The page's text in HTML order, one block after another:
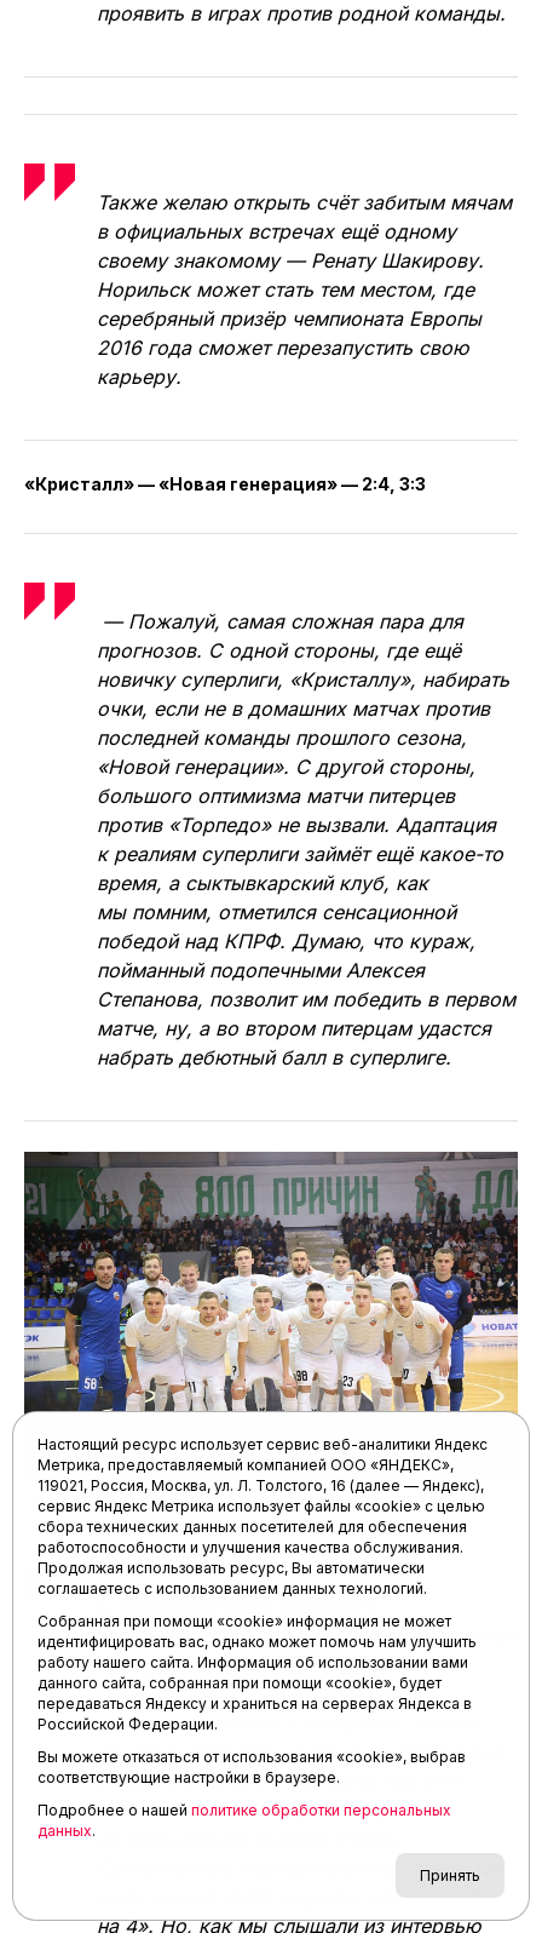
Ренат Шакиров
вратаря. Перед тренерским штабом
заполярников сейчас всякий раз стоит
очень непростой выбор: кому же доверить
место на последнем рубеже обороны.
Рискну предположить, что в первом матче
против «Синары» место в воротах займёт
воспитанник екатеринбургской школы
проявить в играх против родной команды.
Также желаю открыть счёт забитым мячам
в официальных встречах ещё одному
своему знакомому — Ренату Шакирову.
Норильск может стать тем местом, где
серебряный призёр чемпионата Европы
2016 года сможет перезапустить свою
карьеру.
«Кристалл» — «Новая генерация» — 2:4, 3:3
прогнозов. С одной стороны, где ещё
новичку суперлиги, «Кристаллу», набирать
очки, если не в домашних матчах против
последней команды прошлого сезона,
«Новой генерации». С другой стороны,
большого оптимизма матчи питерцев
против «Торпедо» не вызвали. Адаптация
к реалиям суперлиги займёт ещё какое-то
время, а сыктывкарский клуб, как
мы помним, отметился сенсационной
победой над КПРФ. Думаю, что кураж,
пойманный подопечными Алексея
Степанова, позволит им победить в первом
матче, ну, а во втором питерцам удастся
набрать дебютный балл в суперлиге.
Настоящий ресурс использует сервис веб-аналитики Яндекс
Метрика, предоставляемый компанией ООО «ЯНДЕКС»,
119021, Россия, Москва, ул. Л. Толстого, 16 (далее — Яндекс),
сервис Яндекс Метрика использует файлы «cookie» с целью
сбора технических данных посетителей для обеспечения
работоспособности и улучшения качества обслуживания.
Продолжая использовать ресурс, Вы автоматически
соглашаетесь с использованием данных технологий.
Собранная при помощи «cookie» информация не может
идентифицировать вас, однако может помочь нам улучшить
работу нашего сайта. Информация об использовании вами
данного сайта, собранная при помощи «cookie», будет
передаваться Яндексу и храниться на серверах Яндекса в
Российской Федерации.
Вы можете отказаться от использования «cookie», выбрав
соответствующие настройки в браузере.
Подробнее о нашей политике обработки персональных
данных.
Принять